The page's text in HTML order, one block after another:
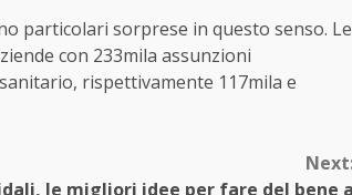
particolari sorprese in questo senso. Le
con 233mila assunzioni
rispettivamente 117mila e
le migliori idee per fare del bene a